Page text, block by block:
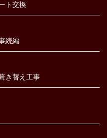
ト交換
続編
き替え工事